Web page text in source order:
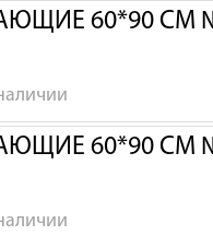
60*90 СМ
60*90 СМ